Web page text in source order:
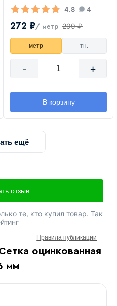
4.8 4
272 ₽/ метр 299 ₽
метр тн.
- +
В корзину
ещё
оцинкованная
мм
отзыв
те, кто купил товар. Так
Правила публикации